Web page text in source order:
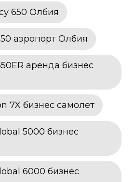
650 Олбия
аэропорт Олбия
аренда бизнес
7X бизнес самолет
5000 бизнес
6000 бизнес